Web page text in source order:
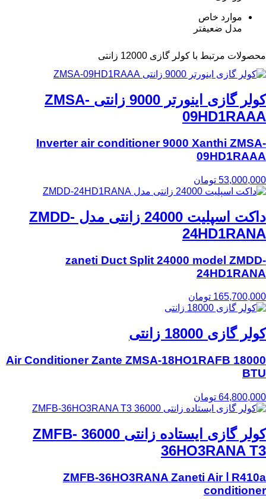
موارد خاص
مدل ضعیفتر
محصولات مرتبط با کولر گازی 12000 زانتی
کولر گازی اینورتر 9000 زانتی ZMSA-
09HD1RAAA
Inverter air conditioner 9000 Xanthi ZMSA-
09HD1RAAA
53,000,000 تومان
داکت اسپلیت 24000 زانتی مدل ZMDD-
24HD1RANA
zaneti Duct Split 24000 model ZMDD-
24HD1RANA
165,700,000 تومان
کولر گازی 18000 زانتی
Air Conditioner Zante ZMSA-18HO1RAFB 18000
BTU
64,800,000 تومان
کولر گازی ایستاده زانتی 36000 ZMFB-
36HO3RANA T3
R410a ا ZMFB-36HO3RANA Zaneti Air
conditioner